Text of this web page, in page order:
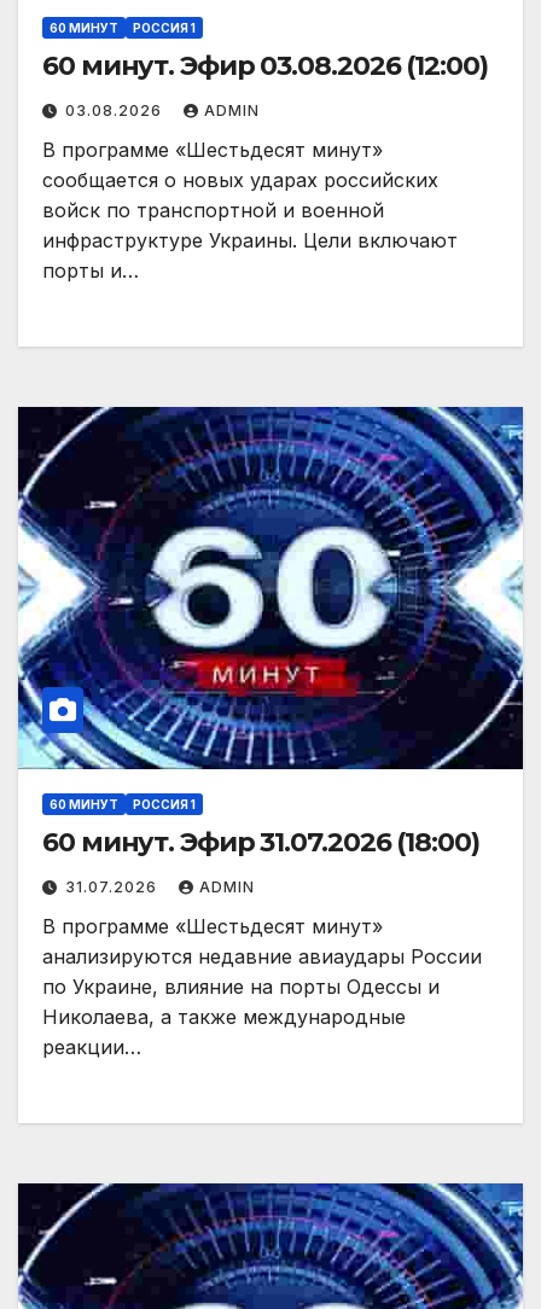
60 МИНУТ РОССИЯ 1
60 минут. Эфир 03.08.2026 (12:00)
03.08.2026 ADMIN
В программе «Шестьдесят минут»
сообщается о новых ударах российских
войск по транспортной и военной
инфраструктуре Украины. Цели включают
порты и…
60 МИНУТ РОССИЯ 1
60 минут. Эфир 31.07.2026 (18:00)
31.07.2026 ADMIN
В программе «Шестьдесят минут»
анализируются недавние авиаудары России
по Украине, влияние на порты Одессы и
Николаева, а также международные
реакции…